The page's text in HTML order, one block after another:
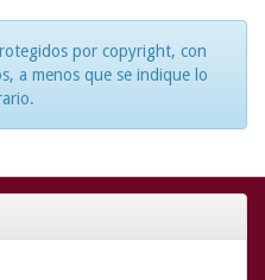
por copyright, con
a menos que se indique lo